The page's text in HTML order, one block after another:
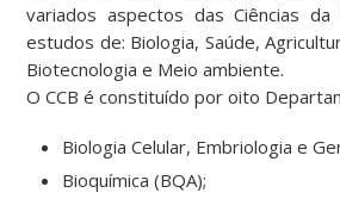
variados aspectos das Ciências da
estudos de: Biologia, Saúde,
Biotecnologia e Meio ambiente.
O CCB é constituído por oito
Biologia Celular, Embriologia e
Bioquímica (BQA);